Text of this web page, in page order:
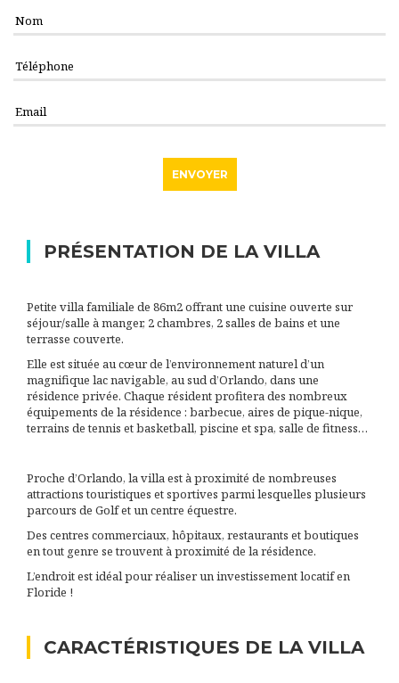
PRÉSENTATION DE LA VILLA
Petite villa familiale de 86m2 offrant une cuisine ouverte sur
séjour/salle à manger, 2 chambres, 2 salles de bains et une
terrasse couverte.
Elle est située au cœur de l’environnement naturel d’un
magnifique lac navigable, au sud d’Orlando, dans une
résidence privée. Chaque résident profitera des nombreux
équipements de la résidence : barbecue, aires de pique-nique,
terrains de tennis et basketball, piscine et spa, salle de fitness…
Proche d’Orlando, la villa est à proximité de nombreuses
attractions touristiques et sportives parmi lesquelles plusieurs
parcours de Golf et un centre équestre.
Des centres commerciaux, hôpitaux, restaurants et boutiques
en tout genre se trouvent à proximité de la résidence.
L’endroit est idéal pour réaliser un investissement locatif en
Floride !
CARACTÉRISTIQUES DE LA VILLA